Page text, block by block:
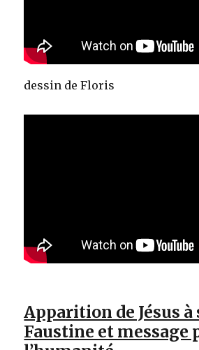
dessin de Floris
Apparition de Jésus à
Faustine et message